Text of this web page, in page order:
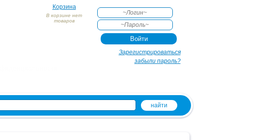
Корзина
В корзине нет
товаров
Зарегистрироваться
забыли пароль?